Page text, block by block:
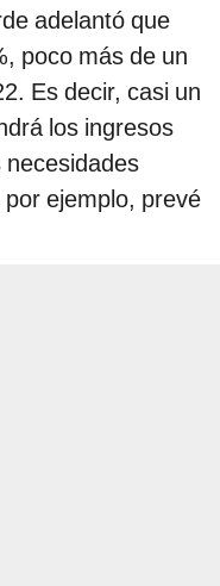
adelantó que
poco más de un
Es decir, casi un
los ingresos
por ejemplo, prevé